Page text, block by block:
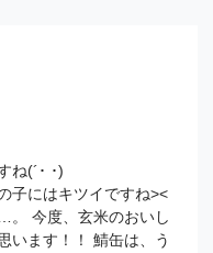
ね(´･ ･)
子にはキツイですね><
。 今度、玄米のおいし
います！！ 鯖缶は、う